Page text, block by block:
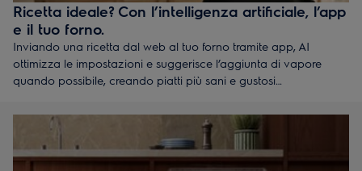
Ricetta ideale? Con l’intelligenza artificiale, l’app
e il tuo forno.
Inviando una ricetta dal web al tuo forno tramite app, AI
ottimizza le impostazioni e suggerisce l’aggiunta di vapore
quando possibile, creando piatti più sani e gustosi